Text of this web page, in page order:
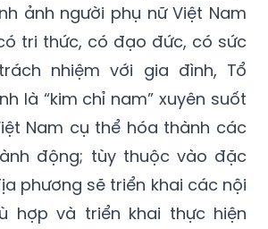
ảnh người phụ nữ Việt Nam
tri thức, có đạo đức, có sức
nhiệm với gia đình, Tổ
là “kim chỉ nam” xuyên suốt
Nam cụ thể hóa thành các
động; tùy thuộc vào đặc
phương sẽ triển khai các nội
hợp và triển khai thực hiện